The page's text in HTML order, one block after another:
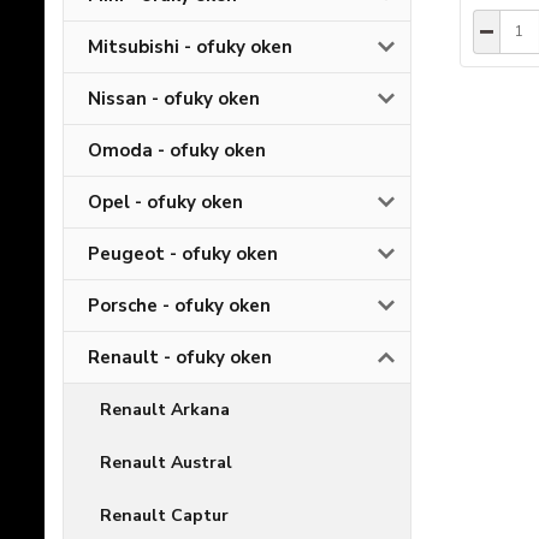
Mitsubishi - ofuky oken
Nissan - ofuky oken
Omoda - ofuky oken
Opel - ofuky oken
Peugeot - ofuky oken
Porsche - ofuky oken
Renault - ofuky oken
Renault Arkana
Renault Austral
Renault Captur